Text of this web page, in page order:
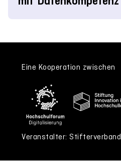
Eine Kooperation zwischen
Veranstalter: Stifterverband